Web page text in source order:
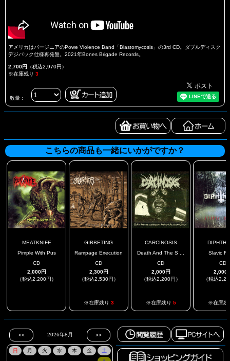
アメリカはバージニアのPowe Violence Band「Blastomycosis」の3rd CD。ダブルディスク
デジパック仕様再発盤。2021年Bones Brigade Records。
2,700円 （税込2,970円）
※在庫残り 3
数量：
こちらの商品も一緒にいかがですか？
MEATKNIFE
Pimple With Pus
CD
2,000円
（税込2,200円）
GIBBETING
Rampage Execution
CD
2,300円
（税込2,530円）
※在庫残り 3
CARCINOSIS
Death And The S ...
CD
2,000円
（税込2,200円）
※在庫残り 5
Slavic
CD
2,000
（税込
※在庫残